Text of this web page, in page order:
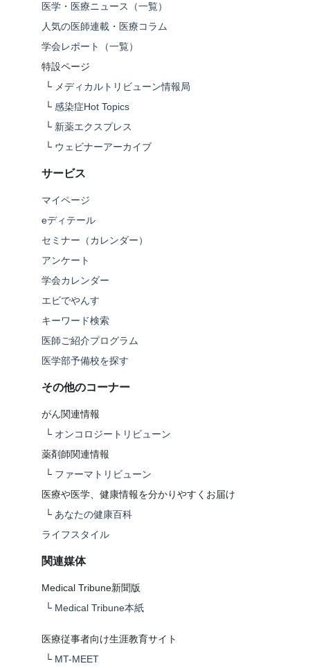
医学・医療ニュース（一覧）
人気の医師連載・医療コラム
学会レポート（一覧）
特設ページ
└ メディカルトリビューン情報局
└ 感染症Hot Topics
└ 新薬エクスプレス
└ ウェビナーアーカイブ
サービス
マイページ
eディテール
セミナー（カレンダー）
アンケート
学会カレンダー
エビでやんす
キーワード検索
医師ご紹介プログラム
医学部予備校を探す
その他のコーナー
がん関連情報
└ オンコロジートリビューン
薬剤師関連情報
└ ファーマトリビューン
医療や医学、健康情報を分かりやすくお届け
└ あなたの健康百科
ライフスタイル
関連媒体
Medical Tribune新聞版
└ Medical Tribune本紙
医療従事者向け生涯教育サイト
└ MT-MEET